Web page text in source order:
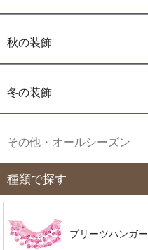
秋の装飾
冬の装飾
その他・オールシーズン
種類で探す
プリーツハンガー